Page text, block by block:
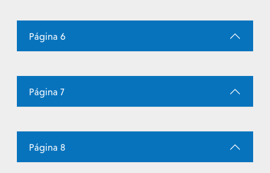
Página 6
Página 7
Página 8